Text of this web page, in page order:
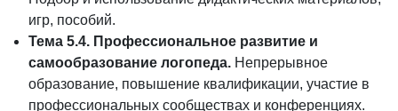
игр, пособий.
Тема 5.4. Профессиональное развитие и
самообразование логопеда. Непрерывное
образование, повышение квалификации, участие в
профессиональных сообществах и конференциях.